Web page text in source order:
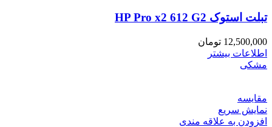
تبلت استوک HP Pro x2 612 G2
12,500,000 تومان
اطلاعات بیشتر
مشکی
مقايسه
نمایش سریع
افزودن به علاقه مندی